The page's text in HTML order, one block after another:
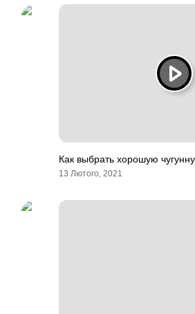
Как выбрать хорошую
13 Лютого, 2021